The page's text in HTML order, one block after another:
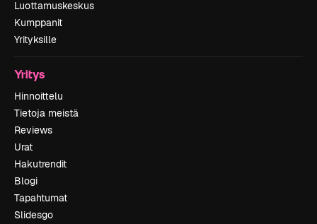
Luottamuskeskus
Kumppanit
Yrityksille
Yritys
Hinnoittelu
Tietoja meistä
Reviews
Urat
Hakutrendit
Blogi
Tapahtumat
Slidesgo